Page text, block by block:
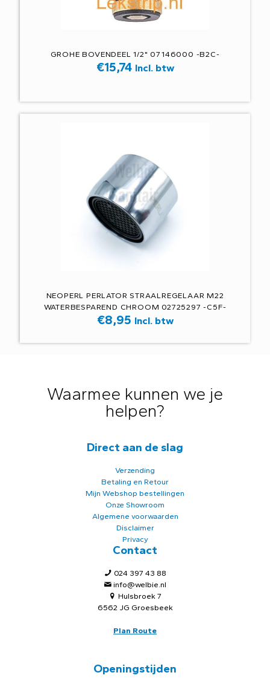
GROHE BOVENDEEL 1/2" 07146000 -B2C-
€15,74 Incl. btw
NEOPERL PERLATOR STRAALREGELAAR M22
WATERBESPAREND CHROOM 02725297 -C5F-
€8,95 Incl. btw
Waarmee kunnen we je
helpen?
Direct aan de slag
Verzending
Betaling en Retour
Mijn Webshop bestellingen
Onze Showroom
Algemene voorwaarden
Disclaimer
Privacy
Contact
024 397 43 88
info@welbie.nl
Hulsbroek 7
6562 JG Groesbeek
Plan Route
Openingstijden